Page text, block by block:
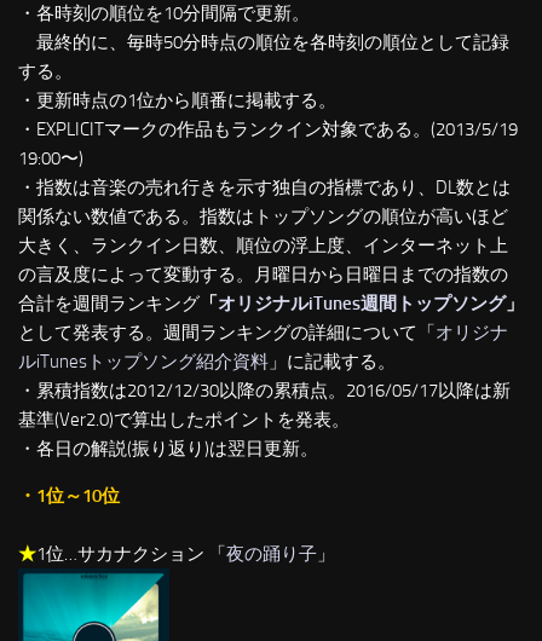
・各時刻の順位を10分間隔で更新。
最終的に、毎時50分時点の順位を各時刻の順位として記録
する。
・更新時点の1位から順番に掲載する。
・EXPLICITマークの作品もランクイン対象である。(2013/5/19
19:00〜)
・指数は音楽の売れ行きを示す独自の指標であり、DL数とは
関係ない数値である。指数はトップソングの順位が高いほど
大きく、ランクイン日数、順位の浮上度、インターネット上
の言及度によって変動する。月曜日から日曜日までの指数の
合計を週間ランキング 「オリジナルiTunes週間トップソング」
として発表する。週間ランキングの詳細について「オリジナ
ルiTunesトップソング紹介資料 」に記載する。
・累積指数は2012/12/30以降の累積点。2016/05/17以降は新
基準(Ver2.0)で算出したポイントを発表。
・各日の解説(振り返り)は翌日更新。
・1位～10位
★1位…サカナクション 「夜の踊り子 」